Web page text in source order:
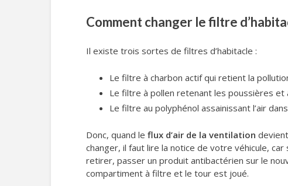
Comment changer le filtre
Il existe trois sortes de filtres d’habitacle :
Le filtre à charbon actif qui retient la
Le filtre à pollen retenant les poussières et
Le filtre au polyphénol assainissant l’air dans
Donc, quand le flux d’air de la ventilation
changer, il faut lire la notice de votre véhicule,
retirer, passer un produit antibactérien sur le
compartiment à filtre et le tour est joué.